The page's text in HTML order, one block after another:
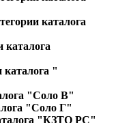
каталога
каталога
каталога "
"Соло В"
"Соло Г"
"КЗТО РС"